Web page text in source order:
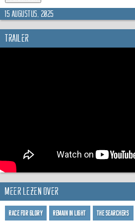
15 augustus, 2025
Trailer
Meer lezen over
Race for Glory Remain In Light The Searchers